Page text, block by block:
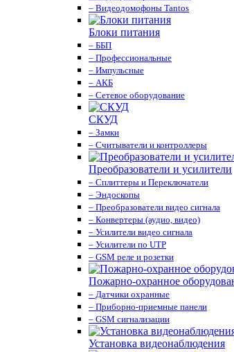
– Видеодомофоны Tantos
Блоки питания
– ББП
– Профессиональные
– Импульсные
– АКБ
– Сетевое оборудование
СКУД
– Замки
– Считыватели и контроллеры
Преобразователи и усилители
– Сплиттеры и Переключатели
– Эндоскопы
– Преобразователи видео сигнала
– Конвертеры (аудио, видео)
– Усилители видео сигнала
– Усилители по UTP
– GSM реле и розетки
Пожарно-охранное
– Датчики охранные
– Приборно-приемные панели
– GSM сигнализации
Установка видеонаблюдения